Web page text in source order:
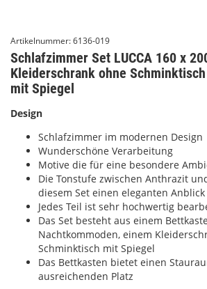
Artikelnummer:6136-019
Schlafzimmer Set LUCCA 160 x
Kleiderschrank ohne
mit Spiegel
Design
Schlafzimmer im modernen Design
Wunderschöne Verarbeitung
Motive die für eine besondere
Die Tonstufe zwischen Anthrazit
diesem Set einen eleganten Anblick
Jedes Teil ist sehr hochwertig
Das Set besteht aus einem
Nachtkommoden, einem
Schminktisch mit Spiegel
Das Bettkasten bietet einen
ausreichenden Platz